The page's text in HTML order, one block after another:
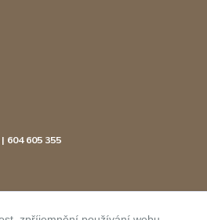
604 605 355